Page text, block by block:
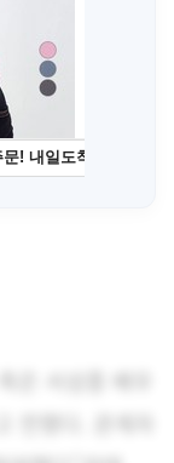
은 서성종 배우